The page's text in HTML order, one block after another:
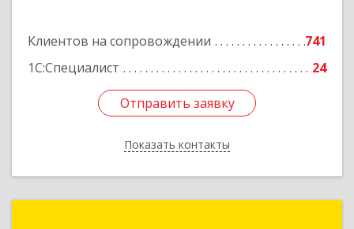
Клиентов на сопровождении
741
1С:Специалист
24
Отправить заявку
Показать контакты
Отправить заявку
Назад